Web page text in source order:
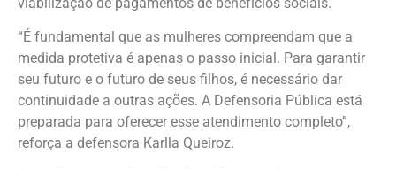
“É fundamental que as mulheres compreendam que a
medida protetiva é apenas o passo inicial. Para garantir
seu futuro e o futuro de seus filhos, é necessário dar
continuidade a outras ações. A Defensoria Pública está
preparada para oferecer esse atendimento completo”,
reforça a defensora Karlla Queiroz.